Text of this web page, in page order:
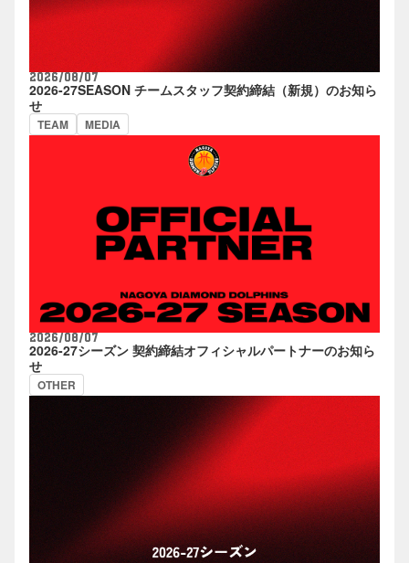
2026/08/07
2026-27SEASON チームスタッフ契約締結（新規）のお知ら
せ
TEAM MEDIA
2026/08/07
2026-27シーズン 契約締結オフィシャルパートナーのお知ら
せ
OTHER